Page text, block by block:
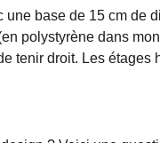
base de 15 cm de
polystyrène dans
tenir droit. Les